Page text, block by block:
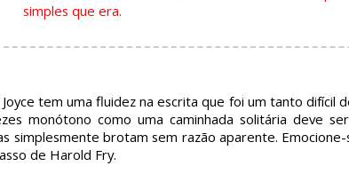
simples que era.
Joyce tem uma fluidez na escrita que foi um tanto difícil
monótono como uma caminhada solitária deve
simplesmente brotam sem razão aparente.
de Harold Fry.